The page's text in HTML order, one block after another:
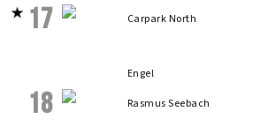
17
Carpark North
18
Engel
Rasmus Seebach